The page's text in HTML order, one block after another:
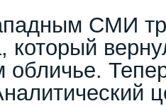
СМИ
который